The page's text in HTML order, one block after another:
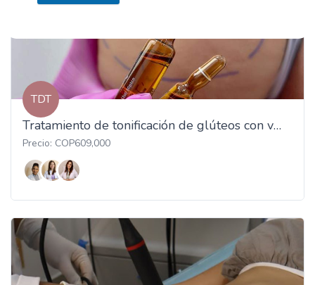
TDT
Tratamiento de tonificación de glúteos con vitamina C
Precio: COP609,000